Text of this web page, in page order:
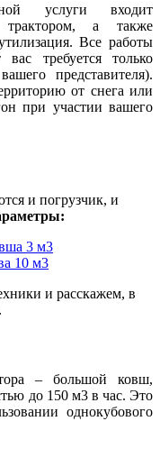
услуги входит
трактором, а также
Все работы
требуется только
представителя).
от снега или
при участии вашего
и погрузчик, и
3 м3
10 м3
и расскажем, в
– большой ковш,
до 150 м3 в час. Это
однокубового